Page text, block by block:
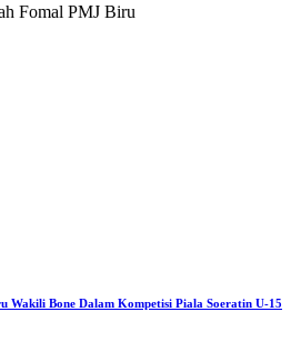
Fomal PMJ Biru
Wakili Bone Dalam Kompetisi Piala Soeratin U-15